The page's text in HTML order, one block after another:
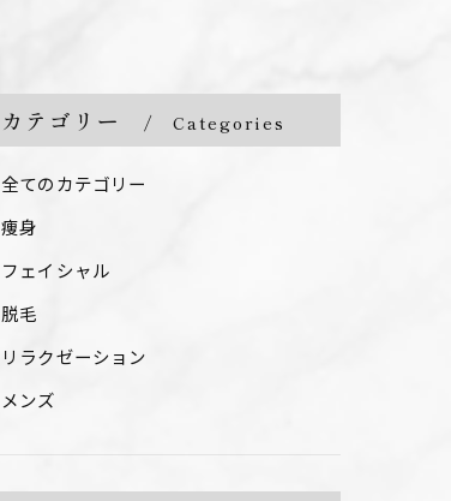
カテゴリー Categories
全てのカテゴリー
痩身
フェイシャル
脱毛
リラクゼーション
メンズ